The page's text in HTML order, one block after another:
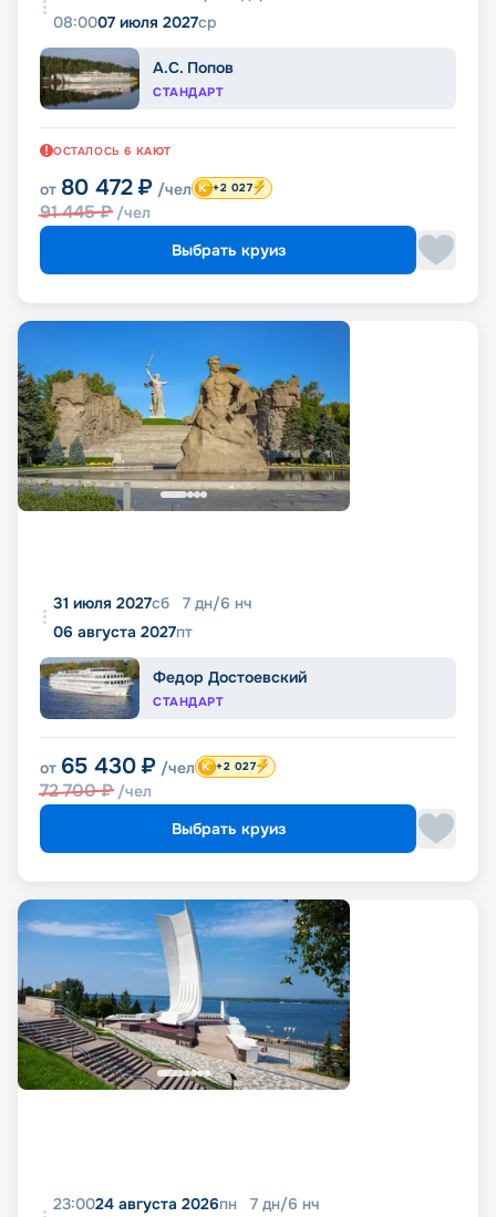
08:0007 июля 2027ср
А.С. Попов
СТАНДАРТ
ОСТАЛОСЬ 6 КАЮТ
от 80 472 ₽ /чел
91 445₽ /чел
+2 027
Выбрать круиз
31 июля 2027сб 7 дн/6 нч
06 августа 2027пт
Федор Достоевский
СТАНДАРТ
от 65 430 ₽ /чел
72 700₽ /чел
+2 027
Выбрать круиз
23:0024 августа 2026пн 7 дн/6 нч